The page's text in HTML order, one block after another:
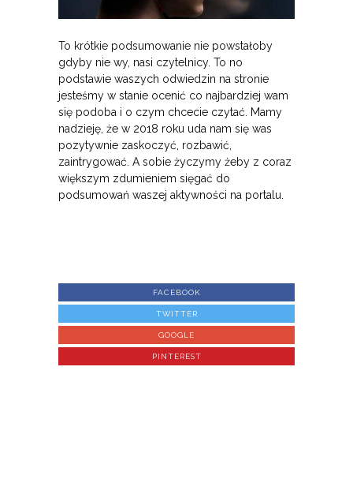
To krótkie podsumowanie nie powstałoby
gdyby nie wy, nasi czytelnicy. To no
podstawie waszych odwiedzin na stronie
jesteśmy w stanie ocenić co najbardziej wam
się podoba i o czym chcecie czytać. Mamy
nadzieję, że w 2018 roku uda nam się was
pozytywnie zaskoczyć, rozbawić,
zaintrygować. A sobie życzymy żeby z coraz
większym zdumieniem sięgać do
podsumowań waszej aktywności na portalu.
FACEBOOK
TWITTER
GOOGLE
PINTEREST